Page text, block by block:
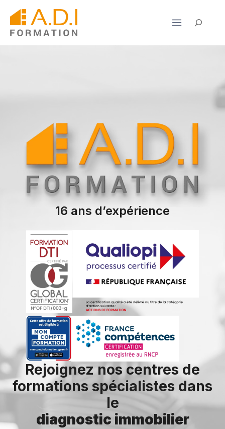
contenu
16 ans d’expérience
Rejoignez nos centres de
formations spécialistes dans
le
diagnostic immobilier